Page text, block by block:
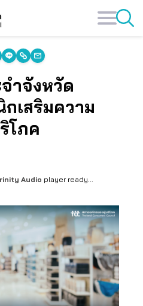
ำจังหวัด
เสริมความ
โภค
Audio player ready...